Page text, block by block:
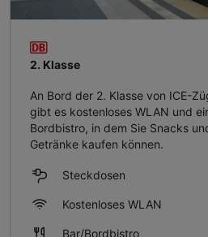
2. Klasse
An Bord der 2. Klasse von ICE-
gibt es kostenloses WLAN und
Bordbistro, in dem Sie Snacks
Getränke kaufen können.
Steckdosen
Kostenloses WLAN
Bar/Bordbistro